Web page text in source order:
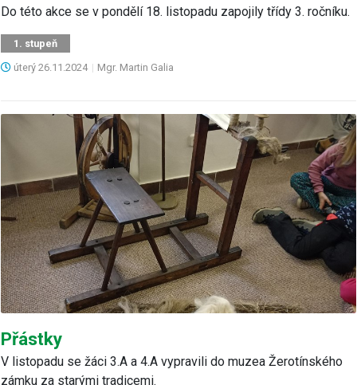
Do této akce se v pondělí 18. listopadu zapojily třídy 3. ročníku.
1. stupeň
úterý 26.11.2024 | Mgr. Martin Galia
Přástky
V listopadu se žáci 3.A a 4.A vypravili do muzea Žerotínského
zámku za starými tradicemi.